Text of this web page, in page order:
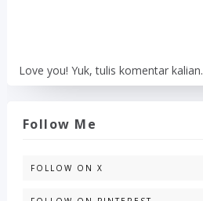
Love you! Yuk, tulis komentar kalian.
Follow Me
FOLLOW ON X